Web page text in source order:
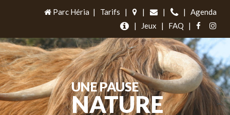
Parc Héria | Tarifs | | | |
Agenda
|
Jeux | FAQ |
UNE PAUSE
NATURE